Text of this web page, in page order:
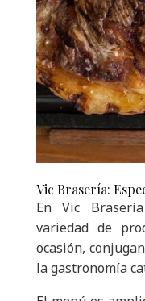
Vic Brasería:
En Vic
variedad de
ocasión,
la gastronomía